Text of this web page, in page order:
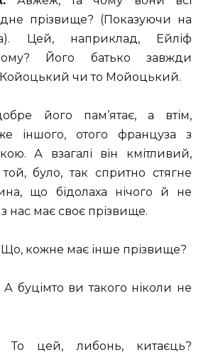
прізвище? (Показуючи на
Цей, наприклад, Ейліф
Його батько завжди
Койоцький чи то Мойоцький.
його пам’ятає, а втім,
іншого, отого француза з
А взагалі він кмітливий,
було, так спритно стягне
що бідолаха нічого й не
нас має своє прізвище.
Що, кожне має інше прізвище?
А буцімто ви такого ніколи не
То цей, либонь, китаєць?